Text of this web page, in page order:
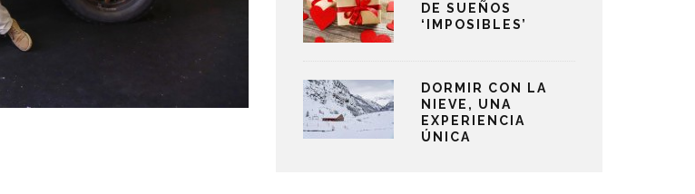
DE SUEÑOS
‘IMPOSIBLES’
DORMIR CON LA
NIEVE, UNA
EXPERIENCIA
ÚNICA